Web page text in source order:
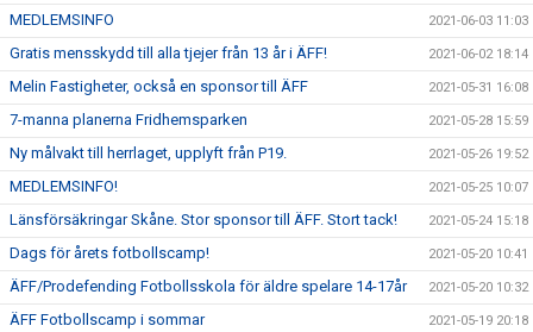
MEDLEMSINFO 2021-06-03 11:03
Gratis mensskydd till alla tjejer från 13 år i ÄFF! 2021-06-02 18:14
Melin Fastigheter, också en sponsor till ÄFF 2021-05-31 16:08
7-manna planerna Fridhemsparken 2021-05-28 15:59
Ny målvakt till herrlaget, upplyft från P19. 2021-05-26 19:52
MEDLEMSINFO! 2021-05-25 10:07
Länsförsäkringar Skåne. Stor sponsor till ÄFF. Stort tack! 2021-05-24 15:18
Dags för årets fotbollscamp! 2021-05-20 10:41
ÄFF/Prodefending Fotbollsskola för äldre spelare 14-17år 2021-05-20 10:32
ÄFF Fotbollscamp i sommar 2021-05-19 20:18